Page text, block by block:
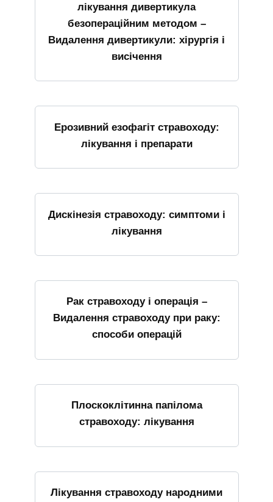
лікування дивертикула
безопераційним методом –
Видалення дивертикули: хірургія і
висічення
Ерозивний езофагіт стравоходу:
лікування і препарати
Дискінезія стравоходу: симптоми і
лікування
Рак стравоходу і операція –
Видалення стравоходу при раку:
способи операцій
Плоскоклітинна папілома
стравоходу: лікування
Лікування стравоходу народними